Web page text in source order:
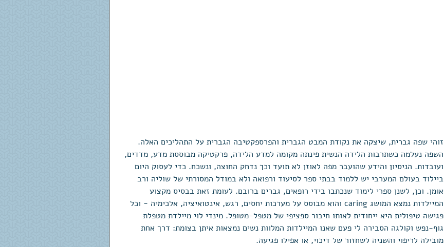
זוהי שפה גברית, שיצקה את נקודת המבט הגברית והפרספקטיבה הגברית על התהליכים האלה.
השפה נעלמה כשתרבות הלידה הנשית פינתה מקומה למדע הלידה, פרקטיקה מבוססת מדע, מדדים,
ועובדות. הניסיון והידע שהועבר מפה לאוזן לא תועד וכך נדחק החוצה, ונשכח. כדי לעסוק היום
ביילוד בעולם המערבי יש ללמוד בבתי ספר לסיעוד ורפואה ולא במודל המסורתי של שוליה ורב
אומן. וכן, לשנן ספרי לימוד שנכתבו בידי רופאים, גברים ברובם. לעומת זאת בבסיס מקצוע
המיילדות נמצא המושג caring והוא מבוסס על מערכות יחסים, רגש, אינטואיציה, אלכימיה - וכל
פגישה טיפולית היא ייחודית לאותו חיבור ספציפי של מטפל-מטופל. מינדי לוי מיילדת מטפלת
גוף-נפש וקולגה הסבירה לי פעם שאנו המיילדות המלוות נשים נמצאות איתן בצומת: דרך אחת
מובילה לריפוי והשניה לשחזור של דיכוי, או אפילו פגיעה.